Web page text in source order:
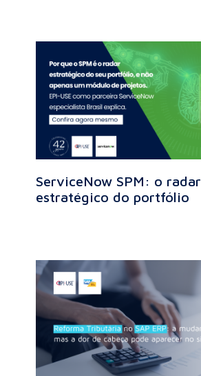
ServiceNow SPM: o radar
estratégico do portfólio